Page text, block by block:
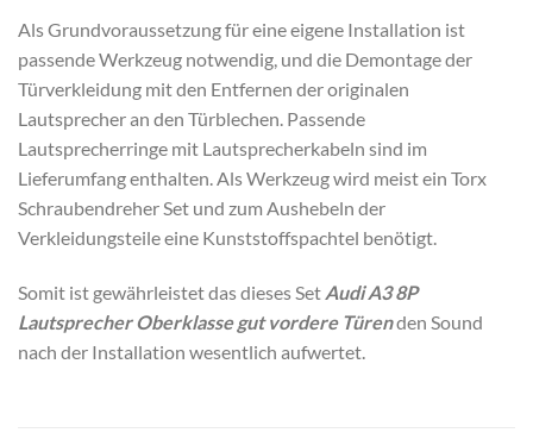
Als Grundvoraussetzung für eine eigene Installation ist
passende Werkzeug notwendig, und die Demontage der
Türverkleidung mit den Entfernen der originalen
Lautsprecher an den Türblechen. Passende
Lautsprecherringe mit Lautsprecherkabeln sind im
Lieferumfang enthalten. Als Werkzeug wird meist ein Torx
Schraubendreher Set und zum Aushebeln der
Verkleidungsteile eine Kunststoffspachtel benötigt.
Somit ist gewährleistet das dieses Set Audi A3 8P
Lautsprecher Oberklasse gut vordere Türenden Sound
nach der Installation wesentlich aufwertet.